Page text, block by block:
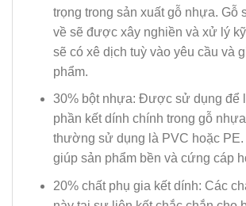
trọng trong sản xuất gỗ nhựa. Gỗ
về sẽ được xây nghiền và xử lý
sẽ có xê dịch tuỳ vào yêu cầu và
phẩm.
30% bột nhựa: Được sử dụng để
phần kết dính chính trong gỗ
thường sử dụng là PVC hoặc
giúp sản phẩm bền và cứng cáp
20% chất phụ gia kết dính: Các